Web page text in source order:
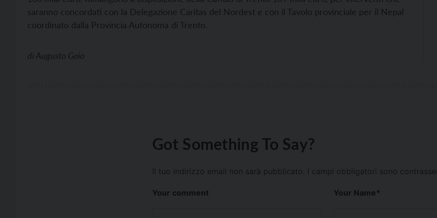
saranno concordati con la Delegazione Caritas del Nordest e con il Tavolo provinciale per il Nepal
coordinato dalla Provincia Autonoma di Trento.
diAugusto Goio
Got Something To Say?
Il tuo indirizzo email non sarà pubblicato. I campi obbligatori sono
Your comment Your Name*